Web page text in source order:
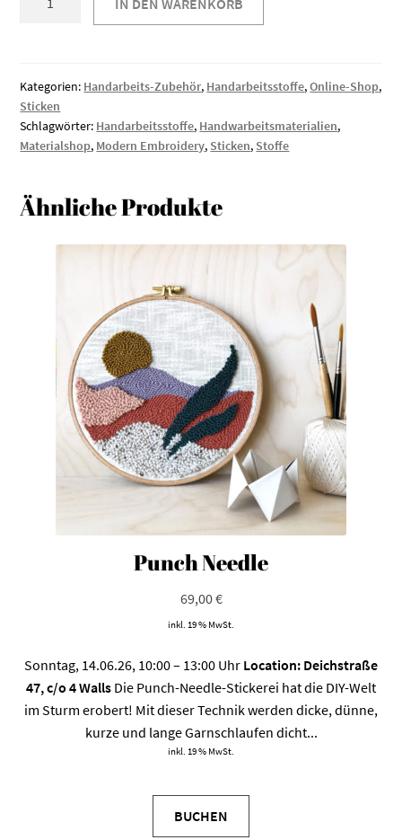
Menge
IN DEN WARENKORB
Kategorien: Handarbeits-Zubehör, Handarbeitsstoffe,Online-Shop,
Sticken
Schlagwörter: Handarbeitsstoffe, Handwarbeitsmaterialien,
Materialshop, Modern Embroidery, Sticken, Stoffe
Ähnliche Produkte
Punch Needle
69,00€
inkl. 19 % MwSt.
Sonntag, 14.06.26, 10:00 – 13:00 Uhr Location: Deichstraße
47, c/o 4 Walls Die Punch-Needle-Stickerei hat die DIY-Welt
im Sturm erobert! Mit dieser Technik werden dicke, dünne,
kurze und lange Garnschlaufen dicht...
inkl. 19 % MwSt.
BUCHEN